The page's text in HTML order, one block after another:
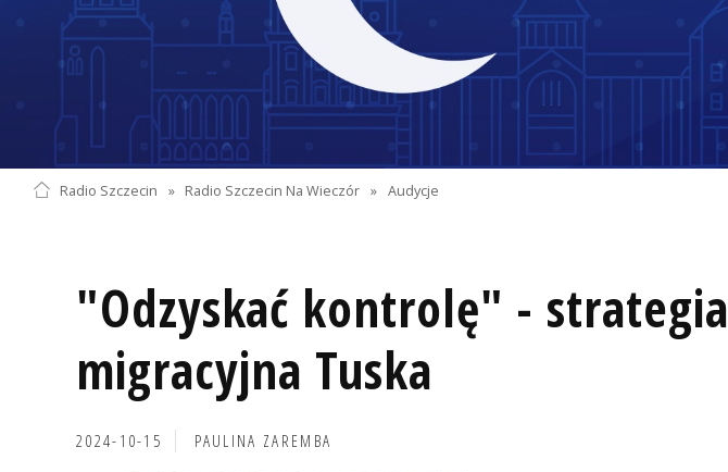
Radio Szczecin » Radio Szczecin Na Wieczór » Audycje
"Odzyskać kontrolę" - strategia
migracyjna Tuska
2024-10-15 PAULINA ZAREMBA